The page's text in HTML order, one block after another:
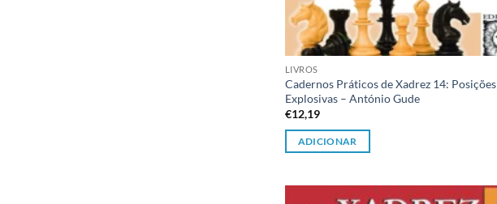
LIVROS
Cadernos Práticos de Xadrez 14: Posições
Explosivas – António Gude
€12,19
ADICIONAR